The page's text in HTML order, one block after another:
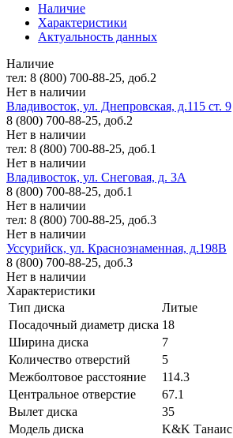
Наличие
Характеристики
Актуальность данных
Наличие
тел: 8 (800) 700-88-25, доб.2
Нет в наличии
Владивосток, ул. Днепровская, д.115 ст. 9
8 (800) 700-88-25, доб.2
Нет в наличии
тел: 8 (800) 700-88-25, доб.1
Нет в наличии
Владивосток, ул. Снеговая, д. 3А
8 (800) 700-88-25, доб.1
Нет в наличии
тел: 8 (800) 700-88-25, доб.3
Нет в наличии
Уссурийск, ул. Краснознаменная, д.198В
8 (800) 700-88-25, доб.3
Нет в наличии
Характеристики
Тип диска
Литые
Посадочный диаметр диска 18
Ширина диска
7
Количество отверстий
5
Межболтовое расстояние
114.3
Центральное отверстие
67.1
Вылет диска
35
Модель диска
K&K Танаис